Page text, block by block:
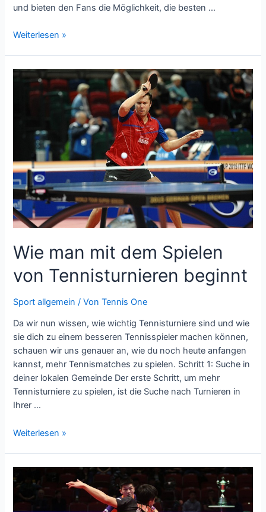
und bieten den Fans die Möglichkeit, die besten …
Beste
Turniere
Weiterlesen »
Wie man mit dem Spielen
von Tennisturnieren beginnt
Sport allgemein / VonTennis One
Da wir nun wissen, wie wichtig Tennisturniere sind und wie
sie dich zu einem besseren Tennisspieler machen können,
schauen wir uns genauer an, wie du noch heute anfangen
kannst, mehr Tennismatches zu spielen. Schritt 1: Suche in
deiner lokalen Gemeinde Der erste Schritt, um mehr
Tennisturniere zu spielen, ist die Suche nach Turnieren in
Ihrer …
Wie
Spielen
von
Weiterlesen »